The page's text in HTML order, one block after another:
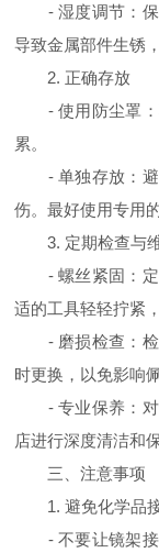
- 湿度调节：保
导致金属部件生锈
2. 正确存放
- 使用防尘罩：
累。
- 单独存放：避
伤。最好使用专用
3. 定期检查与
- 螺丝紧固：定
适的工具轻轻拧紧
- 磨损检查：检
时更换，以免影响
- 专业保养：对
店进行深度清洁和保
三、注意事项
1. 避免化学品
- 不要让镜架接